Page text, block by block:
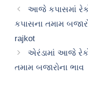
આજે કપાસમાં
કપાસના તમામ
rajkot
એરંડામાં આજે
તમામ બજારોના ભાવ